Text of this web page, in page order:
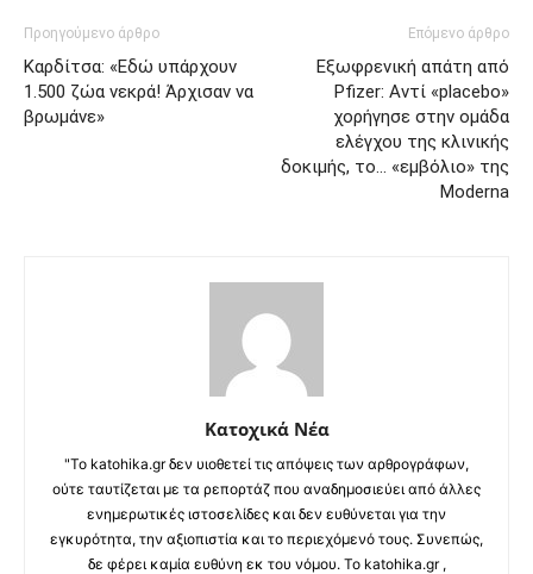
Προηγούμενο άρθρο
Καρδίτσα: «Εδώ υπάρχουν
1.500 ζώα νεκρά! Άρχισαν να
βρωμάνε»
Επόμενο άρθρο
Εξωφρενική απάτη από
Pfizer: Αντί «placebo»
χορήγησε στην ομάδα
ελέγχου της κλινικής
δοκιμής, το… «εμβόλιο» της
Moderna
Κατοχικά Νέα
"Το katohika.gr δεν υιοθετεί τις απόψεις των αρθρογράφων,
ούτε ταυτίζεται με τα ρεπορτάζ που αναδημοσιεύει από άλλες
ενημερωτικές ιστοσελίδες και δεν ευθύνεται για την
εγκυρότητα, την αξιοπιστία και το περιεχόμενό τους. Συνεπώς,
δε φέρει καμία ευθύνη εκ του νόμου. Το katohika.gr ,